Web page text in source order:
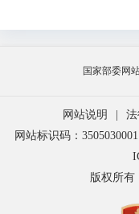
国家部委网
网站说明 | 法
网站标识码：3505030001
版权所有